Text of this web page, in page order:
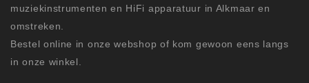
muziekinstrumenten en HiFi apparatuur in Alkmaar en
omstreken.
Bestel online in onze webshop of kom gewoon eens langs
in onze winkel.